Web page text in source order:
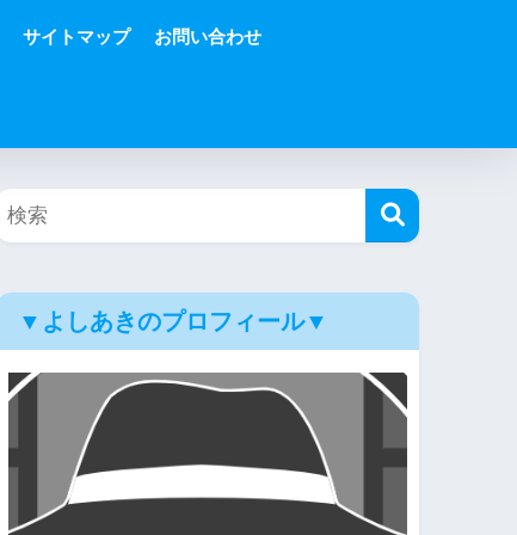
サイトマップ お問い合わせ
▼よしあきのプロフィール▼